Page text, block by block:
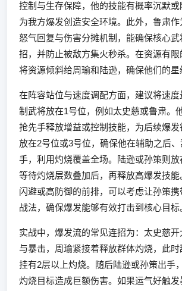
控制与生存保障，他的技能有概率沉默或
为我方爆发创造安全环境。此外，鲁肃
怒气回复与伤害分摊机制，能确保核心
招，并防止被敌方集火秒杀。在资源有
将资源倾斜给周瑜和陆逊，确保他们的星
在阵容站位与速度调配方面，建议将速
制武将放在1号位，例如太史慈或鲁肃。
抢先手释放增益或控制技能，为后续爆
放在2号位或3号位，确保他在辅助之后
手，利用灼烧覆盖全场。陆逊或孙策则放
等待灼烧层数叠加后，再释放高爆发技
闪避或高防御的前排，可以考虑让孙策
战法，确保爆发能够有效打击到核心目标
实战中，爆发流的常见连招为：太史慈
与暴击，周瑜紧接着释放群体灼烧，此
挂有2层以上灼烧。随后陆逊或孙策出手
灼烧目标造成巨额伤害。如果运气好触